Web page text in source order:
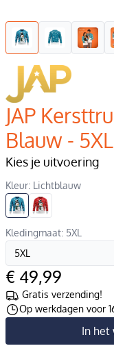
JAP
Blauw - 5XL
Kies je uitvoering
Kleur: Lichtblauw
Kledingmaat: 5XL
€ 49,99
Gratis verzending!
Op werkdagen voor
In het